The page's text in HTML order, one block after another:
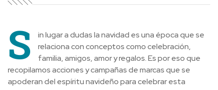
S
in lugar a dudas la navidad es una época que se
relaciona con conceptos como celebración,
familia, amigos, amor y regalos.Es por eso que
recopilamos acciones y campañas de marcas que se
apoderan del espíritu navideño para celebrar esta